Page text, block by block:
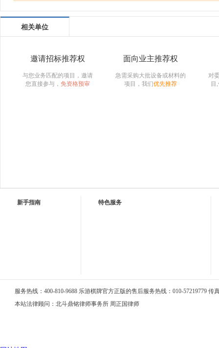
相关单位
邀请招标推荐权
与您业务匹配的项目，邀请
您直接参与， 免资格预审
面向业主推荐权
急需采购大批设备或材料的
项目，我们优先推荐
对
目
新手指南 特色服务
服务热线：400-810-9688 乐游棋牌官方正版的售后服务热线：010-57219779 传
本站法律顾问：北斗鼎铭律师事务所 周正国律师